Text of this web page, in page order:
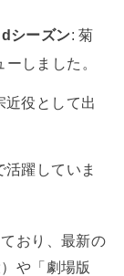
シーズン: 菊
しました。
近役として出
活躍していま
おり、最新の
や「劇場版